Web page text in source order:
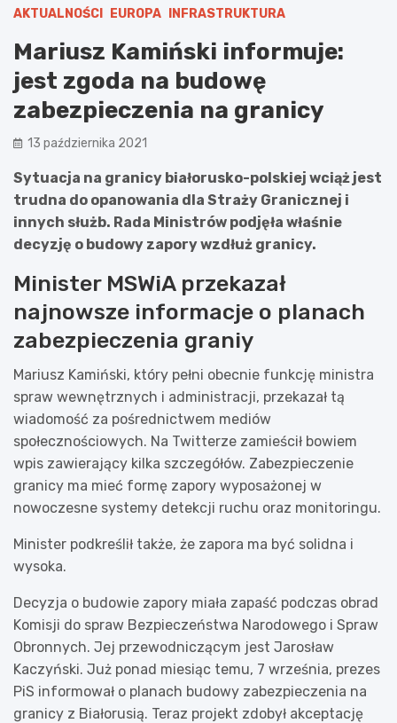
AKTUALNOŚCI EUROPA INFRASTRUKTURA
Mariusz Kamiński informuje:
jest zgoda na budowę
zabezpieczenia na granicy
13 października 2021
Sytuacja na granicy białorusko-polskiej wciąż jest
trudna do opanowania dla Straży Granicznej i
innych służb. Rada Ministrów podjęła właśnie
decyzję o budowy zapory wzdłuż granicy.
Minister MSWiA przekazał
najnowsze informacje o planach
zabezpieczenia graniy
Mariusz Kamiński, który pełni obecnie funkcję ministra
spraw wewnętrznych i administracji, przekazał tą
wiadomość za pośrednictwem mediów
społecznościowych. Na Twitterze zamieścił bowiem
wpis zawierający kilka szczegółów. Zabezpieczenie
granicy ma mieć formę zapory wyposażonej w
nowoczesne systemy detekcji ruchu oraz monitoringu.
Minister podkreślił także, że zapora ma być solidna i
wysoka.
Decyzja o budowie zapory miała zapaść podczas obrad
Komisji do spraw Bezpieczeństwa Narodowego i Spraw
Obronnych. Jej przewodniczącym jest Jarosław
Kaczyński. Już ponad miesiąc temu, 7 września, prezes
PiS informował o planach budowy zabezpieczenia na
granicy z Białorusią. Teraz projekt zdobył akceptację